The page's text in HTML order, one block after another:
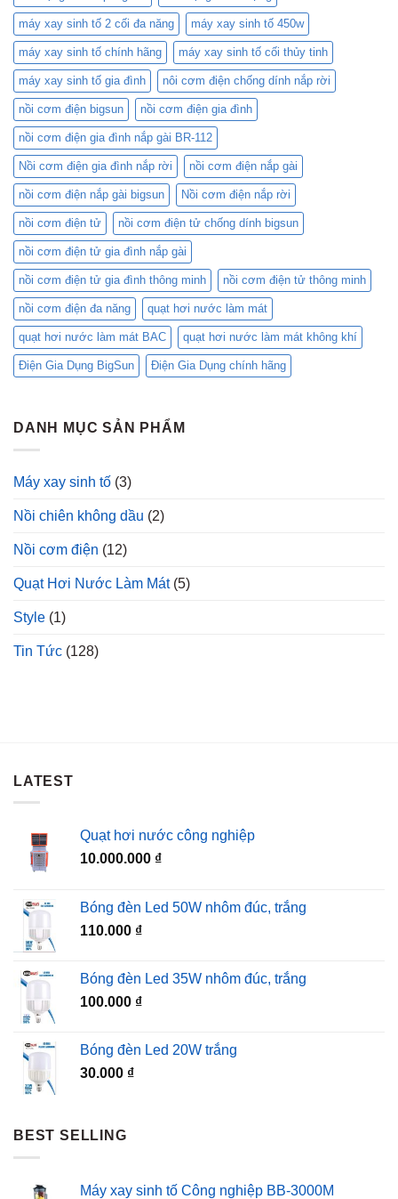
BR-
418C
và
Nồi
Cơm
Điện
Mini:
Lựa
Chọn
Nào
Phù
Hợp
Với
Bạn?
máy xay sinh tố 2 cối đa năng máy xay sinh tố 450w
máy xay sinh tố chính hãng máy xay sinh tố cối thủy tinh
máy xay sinh tố gia đình nôi cơm điện chống dính nắp rời
nồi cơm điện bigsun nồi cơm điện gia đình
nồi cơm điện gia đình nắp gài BR-112
Nồi cơm điện gia đình nắp rời nồi cơm điện nắp gài
nồi cơm điện nắp gài bigsun Nồi cơm điện nắp rời
nồi cơm điện tử nồi cơm điện tử chống dính bigsun
nồi cơm điện tử gia đình nắp gài
nồi cơm điện tử gia đình thông minh nồi cơm điện tử thông minh
nồi cơm điện đa năng quạt hơi nước làm mát
quạt hơi nước làm mát BAC quạt hơi nước làm mát không khí
Điện Gia Dụng BigSun Điện Gia Dụng chính hãng
DANH MỤC SẢN PHẨM
Máy xay sinh tố (3)
Nồi chiên không dầu (2)
Nồi cơm điện (12)
Quạt Hơi Nước Làm Mát(5)
Style (1)
Tin Tức (128)
LATEST
Quạt hơi nước công nghiệp
10.000.000 ₫
Bóng đèn Led 50W nhôm đúc, trắng
110.000 ₫
Bóng đèn Led 35W nhôm đúc, trắng
100.000 ₫
Bóng đèn Led 20W trắng
30.000 ₫
BEST SELLING
Máy xay sinh tố Công nghiệp BB-3000M